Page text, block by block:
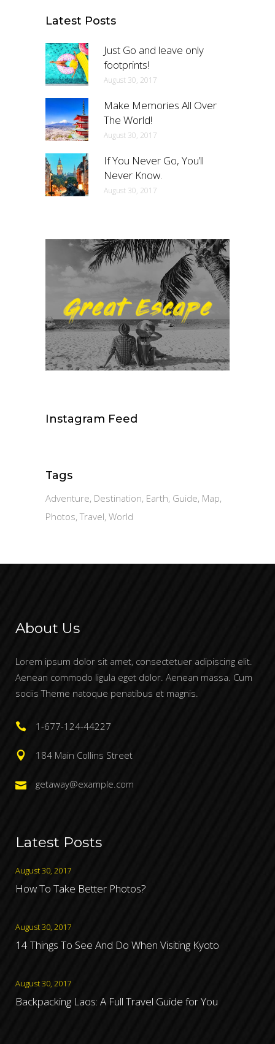
Latest Posts
Just Go and leave only
footprints!
August 30, 2017
Make Memories All Over
The World!
August 30, 2017
If You Never Go, You’ll
Never Know.
August 30, 2017
Instagram Feed
Tags
Adventure Destination Earth Guide Map
Photos Travel World
About Us
Lorem ipsum dolor sit amet, consectetuer adipiscing elit.
Aenean commodo ligula eget dolor. Aenean massa. Cum
sociis Theme natoque penatibus et magnis.
1-677-124-44227
184 Main Collins Street
getaway@example.com
Latest Posts
August 30, 2017
How To Take Better Photos?
August 30, 2017
14 Things To See And Do When Visiting Kyoto
August 30, 2017
Backpacking Laos: A Full Travel Guide for You